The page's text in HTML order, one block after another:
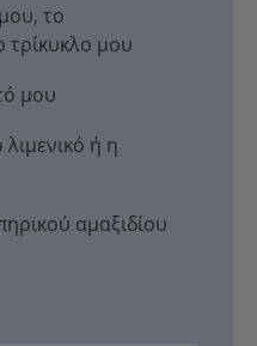
το
μου
μου
ή η
αμαξιδίου